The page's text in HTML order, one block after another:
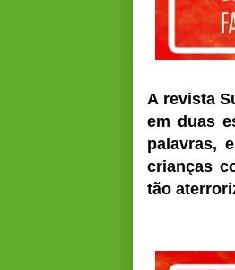
A revista
em duas
palavras,
crianças
tão